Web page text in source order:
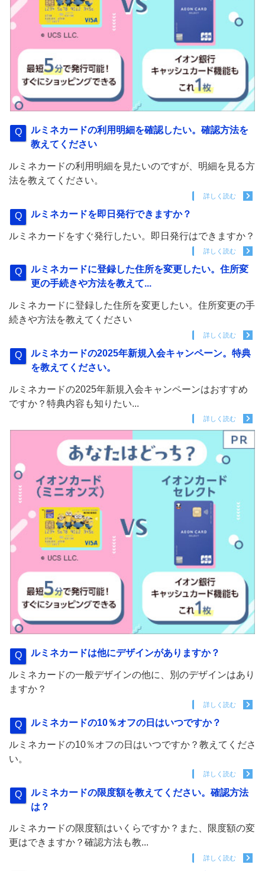
ルミネカードの利用明細を確認したい。確認方法を
教えてください
ルミネカードの利用明細を見たいのですが、明細を見る方
法を教えてください。
詳しく読む
ルミネカードを即日発行できますか？
ルミネカードをすぐ発行したい。即日発行はできますか？
詳しく読む
ルミネカードに登録した住所を変更したい。住所変
更の手続きや方法を教えて...
ルミネカードに登録した住所を変更したい。住所変更の手
続きや方法を教えてください
詳しく読む
ルミネカードの2025年新規入会キャンペーン。特典
を教えてください。
ルミネカードの2025年新規入会キャンペーンはおすすめ
ですか？特典内容も知りたい...
詳しく読む
ルミネカードは他にデザインがありますか？
ルミネカードの一般デザインの他に、別のデザインはあり
ますか？
詳しく読む
ルミネカードの10％オフの日はいつですか？
ルミネカードの10％オフの日はいつですか？教えてくださ
い。
詳しく読む
ルミネカードの限度額を教えてください。確認方法
は？
ルミネカードの限度額はいくらですか？また、限度額の変
更はできますか？確認方法も教...
詳しく読む